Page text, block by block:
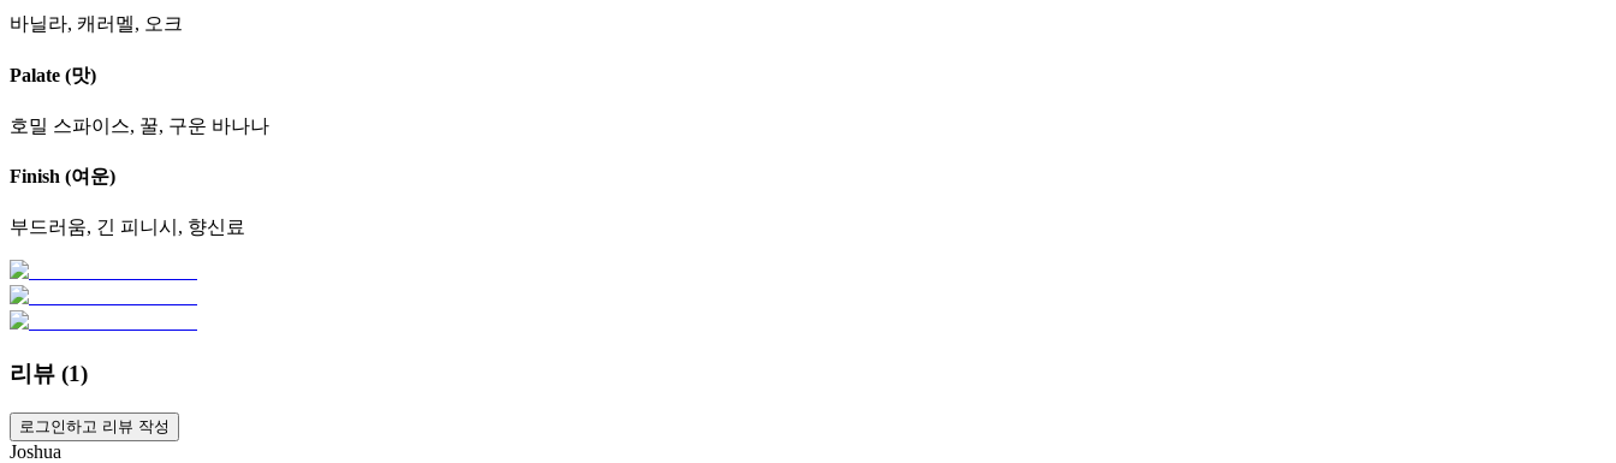
바닐라, 캐러멜, 오크
Palate (맛)
호밀 스파이스, 꿀, 구운 바나나
Finish (여운)
부드러움, 긴 피니시, 향신료
리뷰 (1)
로그인하고 리뷰 작성
Joshua